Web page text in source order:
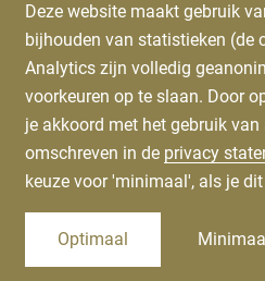
Deze website maakt gebruik
bijhouden van statistieken (de
Analytics zijn volledig
voorkeuren op te slaan. Door
je akkoord met het gebruik
omschreven in de privacy
keuze voor 'minimaal', als je
Optimaal
WINKELS
Bestel Brieven van mijn Ziel
Bestel Letters from my Soul
© 2026 Chantal